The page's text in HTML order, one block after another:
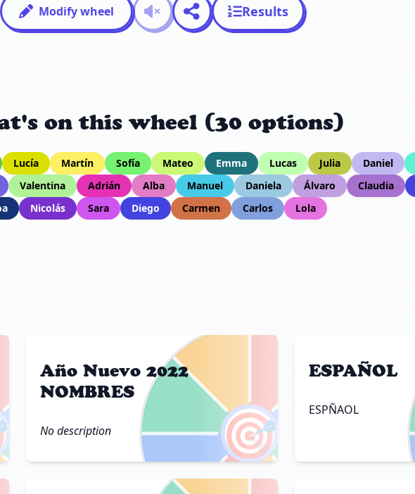
Modify wheel Results
on this wheel (30 options)
Lucía Martín Sofía Mateo Emma Lucas Julia Daniel
Valentina Adrián Alba Manuel Daniela Álvaro Claudia
Nicolás Sara Diego Carmen Carlos Lola
🎯
Año Nuevo 2022
NOMBRES
No description
ESPAÑOL
ESPÑAOL